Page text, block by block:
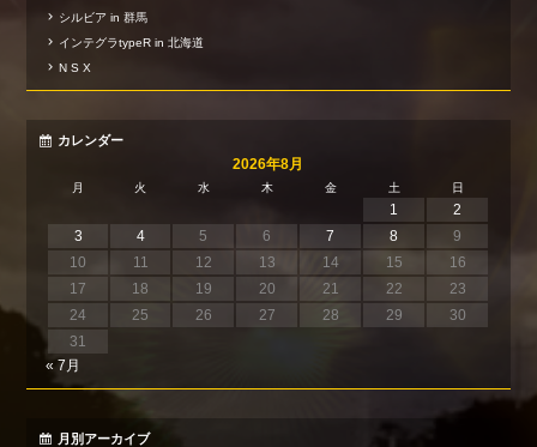
シルビア in 群馬
インテグラtypeR in 北海道
N S X
カレンダー
2026年8月
月 火 水 木 金 土 日
1
2
3
4 5 6 7 8
9
10
11 12 13 14 15
16
17
18 19 20 21 22
23
24
25 26 27 28 29
30
31
« 7月
月別アーカイブ